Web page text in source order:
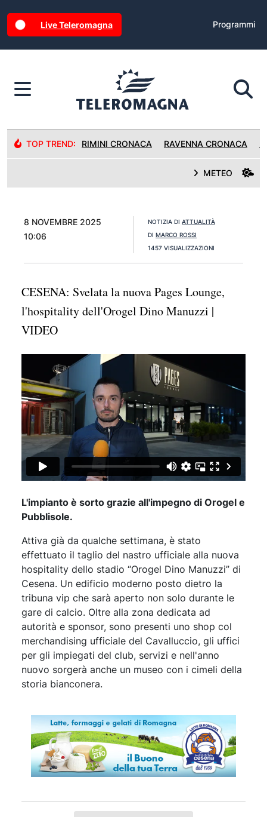
Live Teleromagna Programmi
TOP TREND: RIMINI CRONACA RAVENNA CRONACA
METEO
8 NOVEMBRE 2025
10:06
NOTIZIA DI ATTUALITÀ
DI MARCO ROSSI
1457 VISUALIZZAZIONI
CESENA: Svelata la nuova Pages Lounge,
l'hospitality dell'Orogel Dino Manuzzi |
VIDEO
L'impianto è sorto grazie all'impegno di Orogel e
Pubblisole.
Attiva già da qualche settimana, è stato
effettuato il taglio del nastro ufficiale alla nuova
hospitality dello stadio “Orogel Dino Manuzzi” di
Cesena. Un edificio moderno posto dietro la
tribuna vip che sarà aperto non solo durante le
gare di calcio. Oltre alla zona dedicata ad
autorità e sponsor, sono presenti uno shop col
merchandising ufficiale del Cavalluccio, gli uffici
per gli impiegati del club, servizi e nell'anno
nuovo sorgerà anche un museo con i cimeli della
storia bianconera.